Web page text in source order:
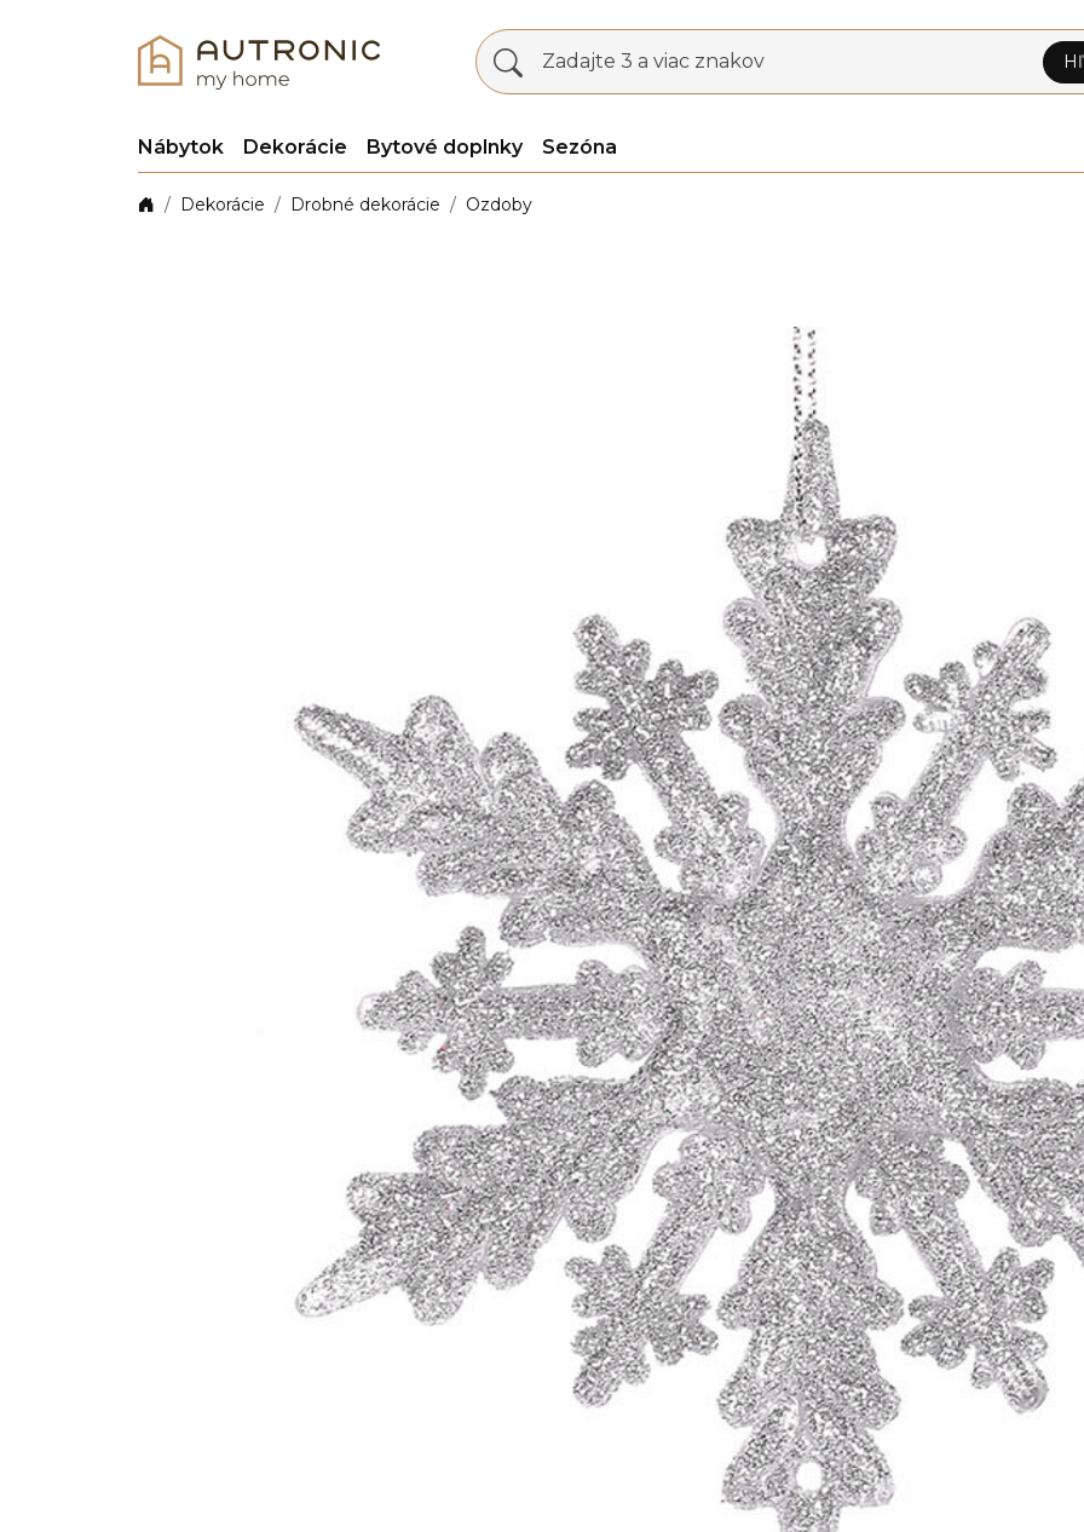
Zadajte 3 a viac znakov
Nábytok Dekorácie Bytové doplnky Sezóna
Dekorácie Drobné dekorácie Ozdoby